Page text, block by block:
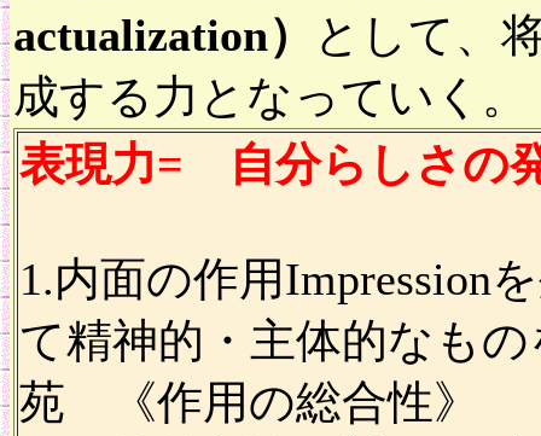
actualization）
として、
成する力となっていく。
表現力= 自分らしさの
1.内面の作用Impression
て精神的・主体的なも
苑 《作用の総合性》